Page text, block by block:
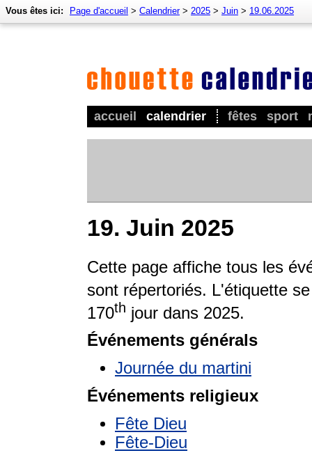
accueil calendrier fêtes sport
Vous êtes ici: Page d'accueil > Calendrier> 2025 > Juin > 19.06.2025
19. Juin 2025
Cette page affiche tous les
sont répertoriés. L'étiquette
170th jour dans 2025.
Événements générals
Journée du martini
Événements religieux
Fête Dieu
Fête-Dieu